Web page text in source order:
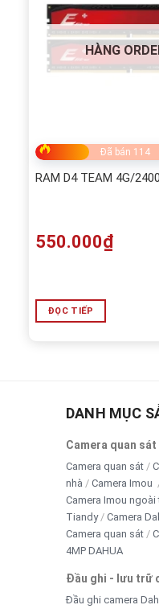
HÀNG
Đã bán 114
RAM D4 TEAM 4G/
550.000₫
ĐỌC TIẾP
DANH MỤC
Camera quan sát
Camera quan sát
nhà
Camera Imou
Camera Imou ngoài
Tiandy
Camera
Camera quan sát
4MP DAHUA
Đầu ghi - lưu trữ
Đầu ghi camera